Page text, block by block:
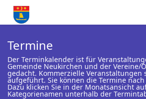
Termine
Der Terminkalender ist für
Gemeinde Neukirchen und der Vereine/
gedacht. Kommerzielle Veranstaltungen
aufgeführt. Sie können die Termine
Dazu klicken Sie in der Monatsansicht
Kategorienamen unterhalb der